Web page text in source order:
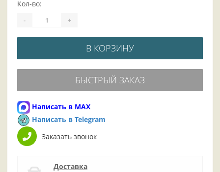
Кол-во:
- +
В КОРЗИНУ
БЫСТРЫЙ ЗАКАЗ
Написать в MAX
Написать в Telegram
Заказать звонок
Доставка